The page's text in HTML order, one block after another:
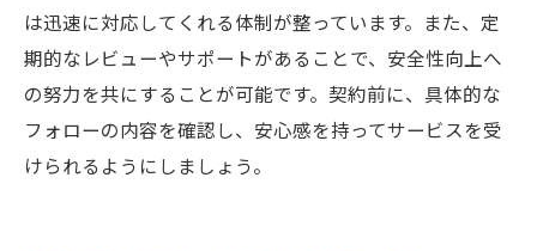
は迅速に対応してくれる体制が整っています。また、定
期的なレビューやサポートがあることで、安全性向上へ
の努力を共にすることが可能です。契約前に、具体的な
フォローの内容を確認し、安心感を持ってサービスを受
けられるようにしましょう。